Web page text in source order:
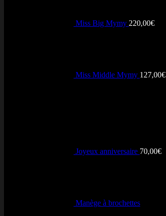
Miss Big Mymy 220,00€
Miss Middle Mymy 127,00€
Joyeux anniversaire 70,00€
Manège à brochettes